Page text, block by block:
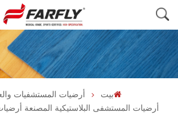
بيت
أرضيات المستشفيات
أرضيات المستشفى البلاستيكية المصنعة